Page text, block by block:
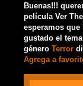
Buenas!!!
película Ver
esperamos
gustado el
género Terror
Agrega a